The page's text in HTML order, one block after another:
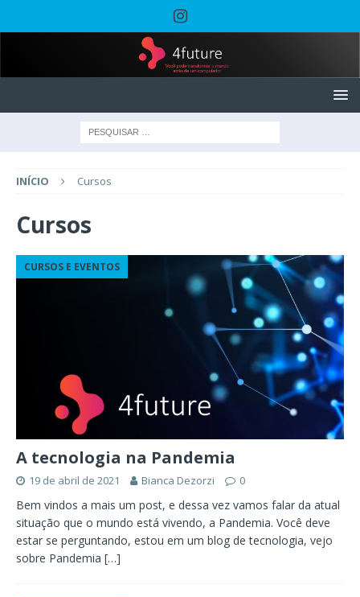
INÍCIO Cursos
Cursos
CURSOS E EVENTOS
A tecnologia na Pandemia
19 de abril de 2021 Bianca Dezorzi 0
Bem vindos a mais um post, e dessa vez vamos falar da atual
situação que o mundo está vivendo, a Pandemia. Você deve
estar se perguntando, estou em um blog de tecnologia, vejo
sobre Pandemia […]